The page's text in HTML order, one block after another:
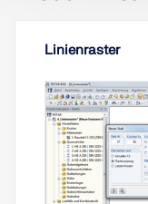
Komplexität der
spezifisch
Weiterlesen
Linienraster